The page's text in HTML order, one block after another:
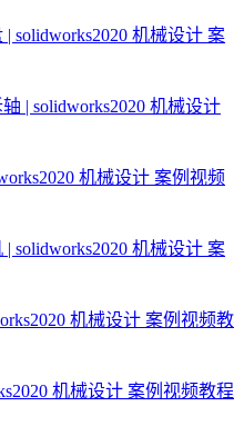
solidworks2020 机械设计 案
| solidworks2020 机械设计
机械设计 案例视频
solidworks2020 机械设计 案
机械设计 案例视频教
机械设计 案例视频教程